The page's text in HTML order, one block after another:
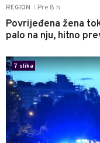
REGION Pre 8 h
Povrijeđena žena
palo na nju, hitno
7 slika